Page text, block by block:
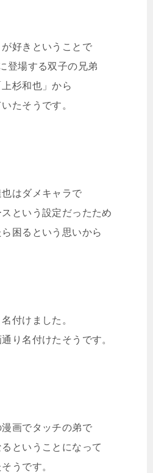
好きということで
登場する双子の兄弟
杉和也」から
たそうです。
はダメキャラで
という設定だったため
困るという思いから
付けました。
り名付けたそうです。
画でタッチの弟で
ということになって
うです。